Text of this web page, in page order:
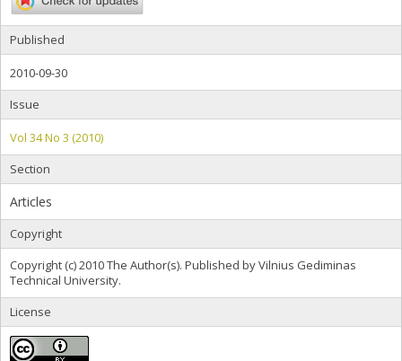
Published
2010-09-30
Issue
Vol 34 No 3 (2010)
Section
Articles
Copyright
Copyright (c) 2010 The Author(s). Published by Vilnius Gediminas
Technical University.
License